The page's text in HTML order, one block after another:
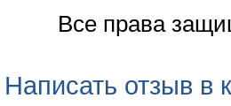
Все права
Написать отзыв в